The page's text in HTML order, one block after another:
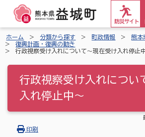
防災サイト
ホーム 分類から探す 町政情報
熊本
復興計画・復興の動き
行政視察受け入れについて～現在受け入れ停止
行政視察受け入れについ
入れ停止中～
印刷